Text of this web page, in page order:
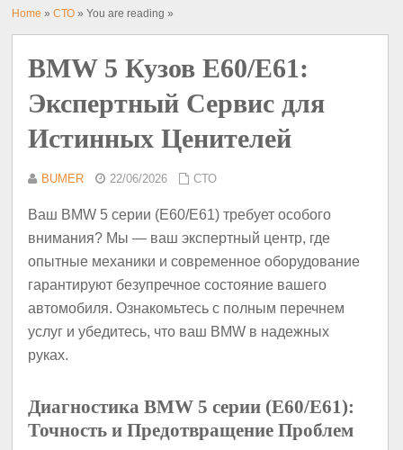
Home »СТО » You are reading »
BMW 5 Кузов E60/E61:
Экспертный Сервис для
Истинных Ценителей
BUMER 22/06/2026 СТО
Ваш BMW 5 серии (E60/E61) требует особого
внимания? Мы — ваш экспертный центр, где
опытные механики и современное оборудование
гарантируют безупречное состояние вашего
автомобиля. Ознакомьтесь с полным перечнем
услуг и убедитесь, что ваш BMW в надежных
руках.
Диагностика BMW 5 серии (E60/E61):
Точность и Предотвращение Проблем